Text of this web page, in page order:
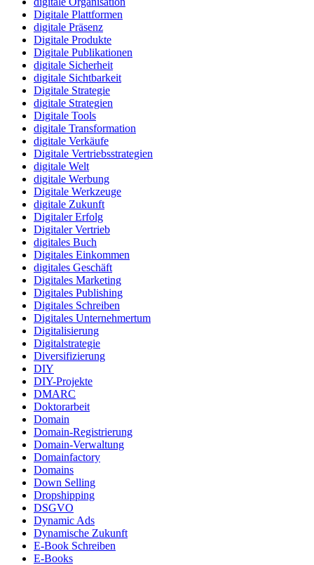
Digitale Plattformen
digitale Präsenz
Digitale Produkte
Digitale Publikationen
digitale Sicherheit
digitale Sichtbarkeit
Digitale Strategie
digitale Strategien
Digitale Tools
digitale Transformation
digitale Verkäufe
Digitale Vertriebsstrategien
digitale Welt
digitale Werbung
Digitale Werkzeuge
digitale Zukunft
Digitaler Erfolg
Digitaler Vertrieb
digitales Buch
Digitales Einkommen
digitales Geschäft
Digitales Marketing
Digitales Publishing
Digitales Schreiben
Digitales Unternehmertum
Digitalisierung
Digitalstrategie
Diversifizierung
DIY
DIY-Projekte
DMARC
Doktorarbeit
Domain
Domain-Registrierung
Domain-Verwaltung
Domainfactory
Domains
Down Selling
Dropshipping
DSGVO
Dynamic Ads
Dynamische Zukunft
E-Book Schreiben
E-Books